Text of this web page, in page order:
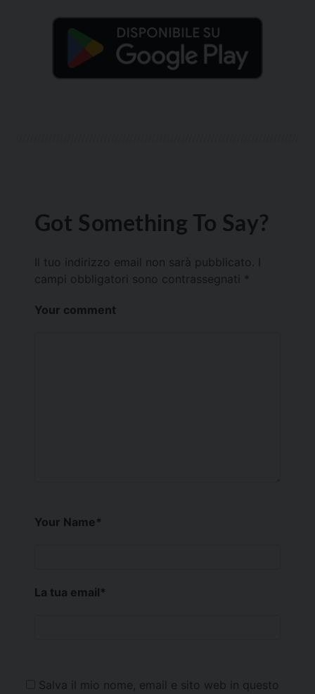
Got Something To Say?
Il tuo indirizzo email non sarà pubblicato.
campi obbligatori sono contrassegnati *
Your comment
Your Name*
La tua email*
Salva il mio nome, email e sito web in questo